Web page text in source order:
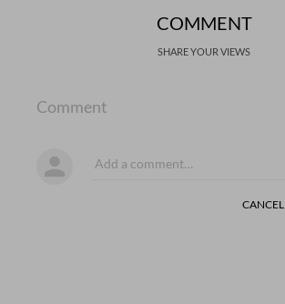
COMMENT
SHARE YOUR VIEWS
Comment
CANCEL